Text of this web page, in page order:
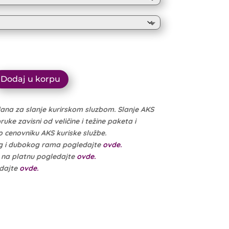
10.999 рсд
through
10.449 рсд
Dodaj u korpu
za slanje kurirskom sluzbom. Slanje AKS
zavisni od veličine i težine paketa i
AKS kuriske službe.
i dubokog rama pogledajte ovde.
na platnu pogledajte ovde.
ovde.